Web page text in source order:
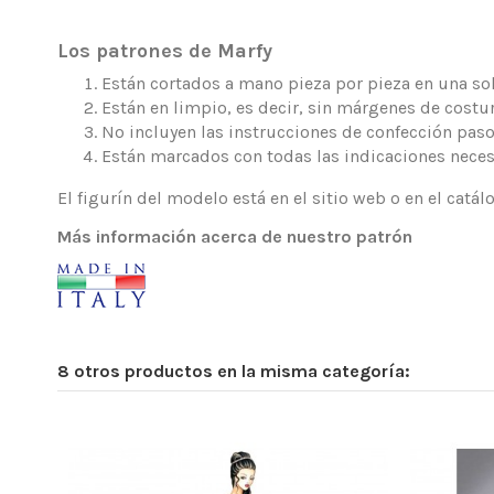
Los patrones de Marfy
Están cortados a mano pieza por pieza en una
Están en limpio, es decir, sin márgenes de
No incluyen las instrucciones de confección
Están marcados con todas las indicaciones
El figurín del modelo está en el sitio web o en el
Más información acerca de nuestro patrón
8 otros productos en la misma categoría: